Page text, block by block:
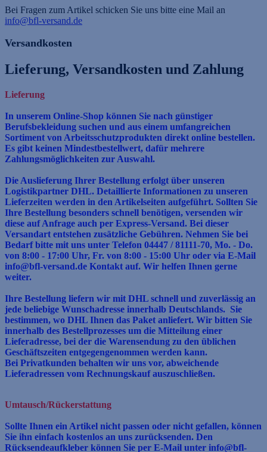
Bei Fragen zum Artikel schicken Sie uns bitte eine Mail an
info@bfl-versand.de
Versandkosten
Lieferung, Versandkosten und Zahlung
Lieferung
In unserem Online-Shop können Sie nach günstiger
Berufsbekleidung suchen und aus einem umfangreichen
Sortiment von Arbeitsschutzprodukten direkt online bestellen.
Es gibt keinen Mindestbestellwert, dafür mehrere
Zahlungsmöglichkeiten zur Auswahl.
Die Auslieferung Ihrer Bestellung erfolgt über unseren
Logistikpartner DHL. Detaillierte Informationen zu unseren
Lieferzeiten werden in den Artikelseiten aufgeführt. Sollten Sie
Ihre Bestellung besonders schnell benötigen, versenden wir
diese auf Anfrage auch per Express-Versand. Bei dieser
Versandart entstehen zusätzliche Gebühren. Nehmen Sie bei
Bedarf bitte mit uns unter Telefon 04447 / 81111-70, Mo. - Do.
von 8:00 - 17:00 Uhr, Fr. von 8:00 - 15:00 Uhr oder via E-Mail
info@bfl-versand.de Kontakt auf. Wir helfen Ihnen gerne
weiter.
Ihre Bestellung liefern wir mit DHL schnell und zuverlässig an
jede beliebige Wunschadresse innerhalb Deutschlands. Sie
bestimmen, wo DHL Ihnen das Paket anliefert. Wir bitten Sie
innerhalb des Bestellprozesses um die Mitteilung einer
Lieferadresse, bei der die Warensendung zu den üblichen
Geschäftszeiten entgegengenommen werden kann.
Bei Privatkunden behalten wir uns vor, abweichende
Lieferadressen vom Rechnungskauf auszuschließen.
Umtausch/Rückerstattung
Sollte Ihnen ein Artikel nicht passen oder nicht gefallen, können
Sie ihn einfach kostenlos an uns zurücksenden. Den
Rücksendeaufkleber können Sie per E-Mail unter info@bfl-